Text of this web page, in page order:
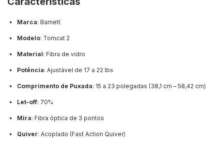
Marca: Barnett
Modelo: Tomcat 2
Material: Fibra de vidro
Potência: Ajustável de 17 a 22 lbs
Comprimento de Puxada: 15 a 23 polegadas (38,1 cm – 58,42 cm)
Let-off: 70%
Mira: Fibra óptica de 3 pontos
Quiver: Acoplado (Fast Action Quiver)